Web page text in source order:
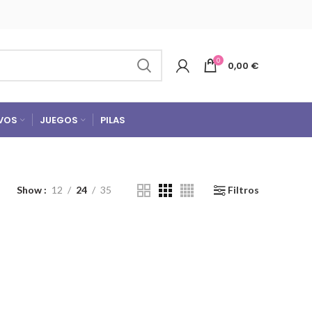
0 0,00 €
JUEGOS PILAS
Show 12 24 35 Filtros